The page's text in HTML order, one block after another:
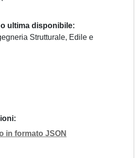
ultima disponibile
Strutturale, Edile e
in formato JSON